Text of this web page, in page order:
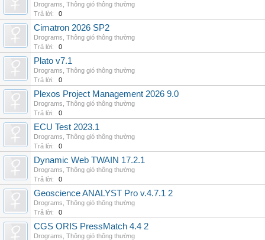
Drograms Thông gió thông thường
Trả lời:
0
Cimatron 2026 SP2
Drograms Thông gió thông thường
Trả lời:
0
Plato v7.1
Drograms Thông gió thông thường
Trả lời:
0
Plexos Project Management 2026 9.0
Drograms Thông gió thông thường
Trả lời:
0
ECU Test 2023.1
Drograms Thông gió thông thường
Trả lời:
0
Dynamic Web TWAIN 17.2.1
Drograms Thông gió thông thường
Trả lời:
0
Geoscience ANALYST Pro v.4.7.1 2
Drograms Thông gió thông thường
Trả lời:
0
CGS ORIS PressMatch 4.4 2
Drograms Thông gió thông thường